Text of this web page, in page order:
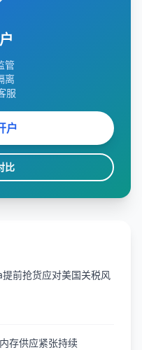
管
离
服
户
比
前抢货应对美国关税风
存供应紧张持续